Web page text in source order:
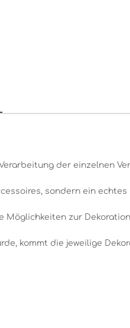
der einzelnen
sondern ein echtes
Möglichkeiten zur
kommt die jeweilige